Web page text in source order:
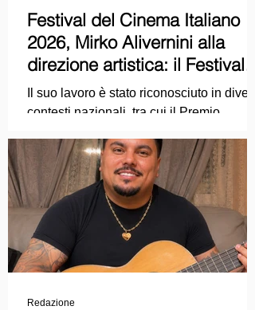
Festival del Cinema Italiano
2026, Mirko Alivernini alla
direzione artistica: il Festival
punta sul dialogo tra tradizione
e nuove tecnologie
Il suo lavoro è stato riconosciuto in diversi
contesti nazionali, tra cui il Premio
Premio Starlight assegnato nell'ambito
della Mostra Internazionale d'Arte
Cinematografica di Venezia e le
collaborazioni con la Roma Film
Academy, dove ha tenuto incontri e
masterclass dedicati all'evoluzione del
linguaggio cinematografico.
Redazione